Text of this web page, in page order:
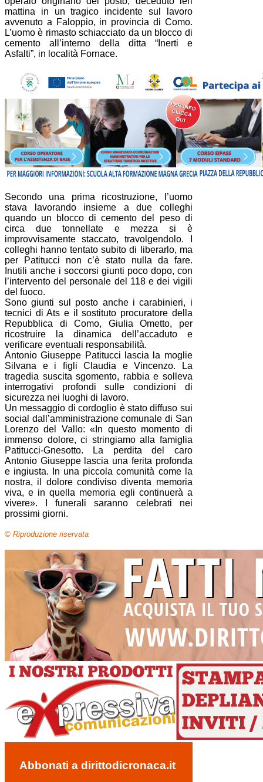
mattina in un tragico incidente sul lavoro
avvenuto a Faloppio, in provincia di Como.
L’uomo è rimasto schiacciato da un blocco di
cemento all’interno della ditta “Inerti e
Asfalti”, in località Fornace.
Secondo una prima ricostruzione, l’uomo
stava lavorando insieme a due colleghi
quando un blocco di cemento del peso di
circa due tonnellate e mezza si è
improvvisamente staccato, travolgendolo. I
colleghi hanno tentato subito di liberarlo, ma
per Patitucci non c’è stato nulla da fare.
Inutili anche i soccorsi giunti poco dopo, con
l’intervento del personale del 118 e dei vigili
del fuoco.
Sono giunti sul posto anche i carabinieri, i
tecnici di Ats e il sostituto procuratore della
Repubblica di Como, Giulia Ometto, per
ricostruire la dinamica dell’accaduto e
verificare eventuali responsabilità.
Antonio Giuseppe Patitucci lascia la moglie
Silvana e i figli Claudia e Vincenzo. La
tragedia suscita sgomento, rabbia e solleva
interrogativi profondi sulle condizioni di
sicurezza nei luoghi di lavoro.
Un messaggio di cordoglio è stato diffuso sui
social dall’amministrazione comunale di San
Lorenzo del Vallo: «In questo momento di
immenso dolore, ci stringiamo alla famiglia
Patitucci-Gnesotto. La perdita del caro
Antonio Giuseppe lascia una ferita profonda
e ingiusta. In una piccola comunità come la
nostra, il dolore condiviso diventa memoria
viva, e in quella memoria egli continuerà a
vivere». I funerali saranno celebrati nei
prossimi giorni.
© Riproduzione riservata
Abbonati a dirittodicronaca.it